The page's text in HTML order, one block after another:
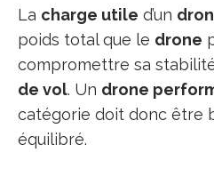
La charge utile d’un
poids total que le drone
compromettre sa
de vol. Un drone
catégorie doit donc être
équilibré.